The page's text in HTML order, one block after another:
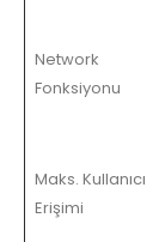
Network
Fonksiyonu
Maks. Kullanıcı
Erişimi